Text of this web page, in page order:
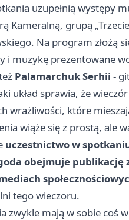
uzupełnią występy
Kameralną, grupą
Na program złożą
i muzykę prezentowane
Palamarchuk Serhii -
układ sprawia, że
wrażliwości, które
wiąże się z prostą, ale
uczestnictwo w
obejmuje publikację
tego wieczoru.
zwykle mają w sobie coś